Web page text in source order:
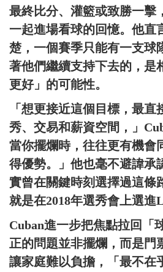
最終比分、灌籃或致勝一擊
一起進場看球的回憶。他直
楚，一個賽季只能有一支球
著他們繼續支持下去的，是
更好」的可能性。
「想更接近這個目標，最直
秀、交易和薪資空間，」
當你擺爛時，往往更有機會
得優勢。」他也毫不避諱承
實曾在關鍵時刻選擇過這條
就是在2018年選秀會上選進
Cuban進一步把焦點拉回「
正的問題並非擺爛，而是門
讓家庭難以負擔，「最不在